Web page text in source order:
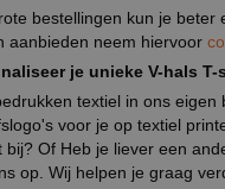
bestellingen kun je beter
aanbieden neem hiervoor
je unieke V-hals T-
textiel in ons
voor je op textiel
bij? Of Heb je liever een
op. Wij helpen je graag